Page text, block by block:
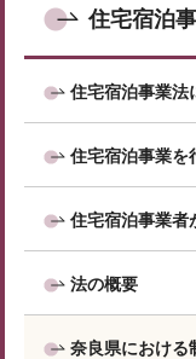
住宅宿泊
住宅宿泊事業法
住宅宿泊事業を
住宅宿泊事業者
法の概要
奈良県における